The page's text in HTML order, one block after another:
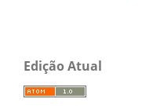
Edição Atual